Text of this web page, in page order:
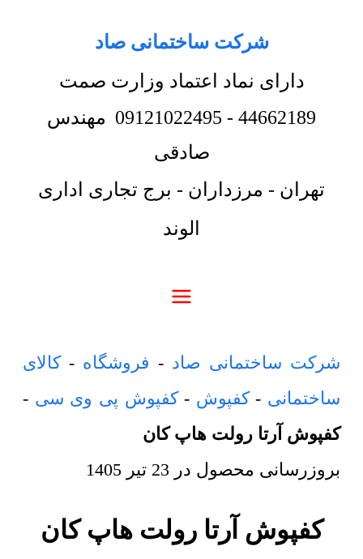
شرکت ساختمانی صاد
دارای نماد اعتماد وزارت صمت
44662189
-
09121022495 مهندس
صادقی
تهران - مرزداران - برج تجاری اداری
الوند
شرکت ساختمانی صاد - فروشگاه -کالای
ساختمانی -کفپوش -کفپوش پی وی سی -
کفپوش آرتا رولت هاپ کان
بروزرسانی محصول در 23 تیر 1405
کفپوش آرتا رولت هاپ کان